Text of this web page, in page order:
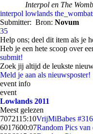
Interpol en The
interpol lowlands
Submitter: Bron: Novum
35
Help ons; deel dit item als je
Heb je een hete scoop over
submit!
Zoek jij altijd de leukste
Meld je aan als nieuwsposter!
event info
event
Lowlands 2011
Meest gelezen
7072115:10VrijMiBabes
6017600:07Random Pics